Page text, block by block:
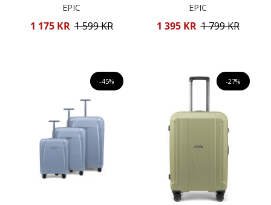
EPIC
Reducerat
1 175 KR 1 599 KR
EPIC
Reducerat
1 395 KR 1 799 KR
-45% -27%